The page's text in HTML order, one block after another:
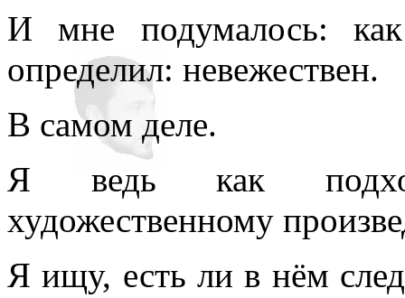
противопоставляя
подсознательное часто
то обеспечивает любое
одна его часть, которая –
– обеспечивает в
подсознаний автора и
поводу. По
И мне подумалось:
определил: невежествен.
В самом деле.
Я ведь как
художественному
Я ищу, есть ли в нём